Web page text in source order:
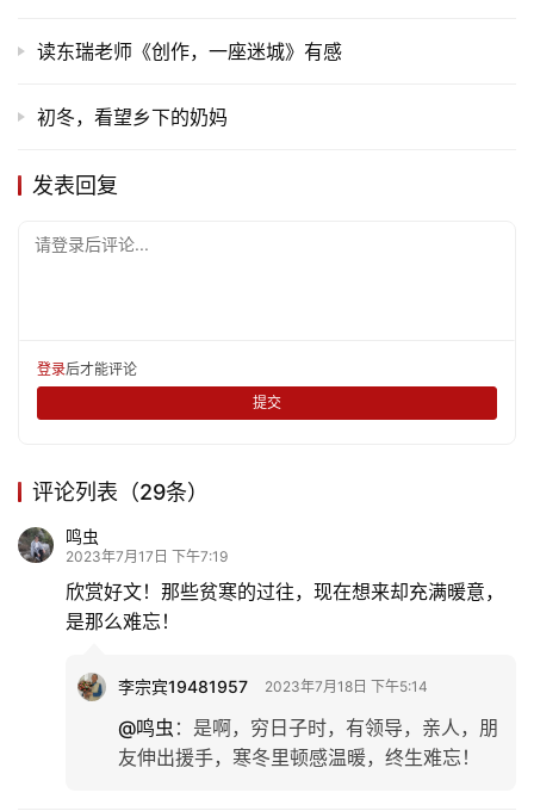
首
页
读东瑞老师《创作，一座迷城》有感
初冬，看望乡下的奶妈
发表回复
请登录后评论...
登录后才能评论
提交
评论列表（29条）
鸣虫
2023年7月17日 下午7:19
欣赏好文！那些贫寒的过往，现在想来却充满暖意，
是那么难忘！
李宗宾19481957 2023年7月18日 下午5:14
@鸣虫 ： 是啊，穷日子时，有领导，亲人，朋
友伸出援手，寒冬里顿感温暖，终生难忘！